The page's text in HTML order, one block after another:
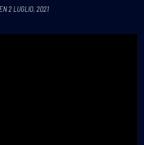
2 LUGLIO, 2021